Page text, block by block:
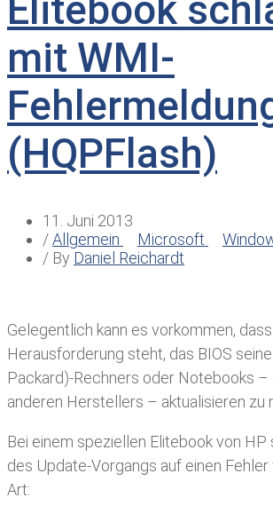
mit WMI-
(HQPFlash)
11. Juni 2013
/Allgemein Microsoft
/ By Daniel Reichardt
Gelegentlich kann es vorkommen,
Herausforderung steht, das BIOS
Packard)-Rechners oder Notebooks –
anderen Herstellers – aktualisieren zu
Bei einem speziellen Elitebook von
des Update-Vorgangs auf einen
Art: